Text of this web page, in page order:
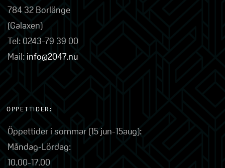
784 32 Borlänge
(Galaxen)
Tel: 0243-79 39 00
Mail: info@2047.nu
ÖPPETTIDER:
Öppettider i sommar (15 jun-15aug):
Måndag-Lördag:
10.00-17.00